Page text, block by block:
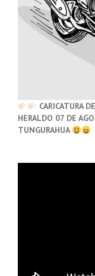
CARICATURA
HERALDO 07 DE
TUNGURAHUA